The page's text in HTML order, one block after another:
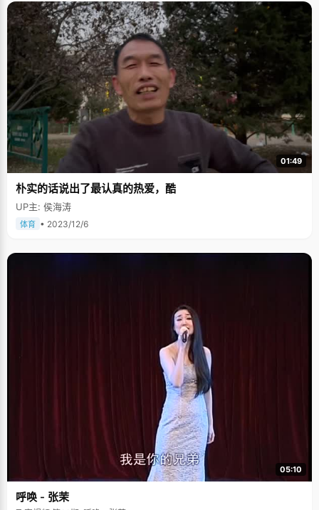
每日都会有很大的压力，因为每天要花3个小时去练排球，这就比别人少了三
个小时的学习时间，也会在心里觉得有些慌张。"那些日子是老爸老妈给了她
支持，每天晚上老爸都会接她下晚自习，然后会在路上和她聊天，让她缓解
紧张的压力。通过不断地练习，杨纯子也成为了国家二级运动员，在经历了
高考之后，她也体会到了那段独自练习排球给她带来的积极意义。"我觉得会
让我更加有恒心和更加坚韧吧，对性格还是有一定的好影响的。"现在的杨纯
子已经彻底的把排球当成了好朋友，每周末空闲的时间还会和好朋友一起去
打排球，放松身心。 充满青春正能量 杨纯子是个对生活充满热情的姑娘，她
有着属于这个年纪的特有的激情，兴趣广泛的她想把每一个爱好都认真培
养。她喜欢唱歌，在KTV唱歌的时候是响当当的麦霸；她喜欢跳街舞和读
书；最近的纯子还受一个朋友影响迷上了摄影。除此之外，她还一直计划着
要在大学期间完成两个梦想：一是和舍友一起去西藏、青海等地旅行；二是
参加支教活动，奉献自己的青春正能量。在她看来，就应该趁着年轻做许多
感兴趣的事情，才不会愧对青春两个字。 来到北大之后，纯子的生活也发生
了改变。以前的纯子在生活中，会有一些散漫，在她看到身边的朋友都在高
率更高。 除了生活上的转变以外，杨纯子还在恋爱态度上发生了很大的变
化。随着年龄的增长，她会更加明确爱情到底是什么，会开始思考想拥有怎
样的爱情，也会在遇见一些人之后开始更加成熟地相信爱情。 面对许多尚不
明确的未来，杨纯子一心只想先做好眼前的事，但是她也有个初步计划，因
常爱笑，面对我们的镜头也能够非常大方的唱歌，我们都被她外向活泼的好
01:49
朴实的话说出了最认真的热爱，酷
UP主: 侯海涛
体育 • 2023/12/6
05:10
呼唤 - 张茉